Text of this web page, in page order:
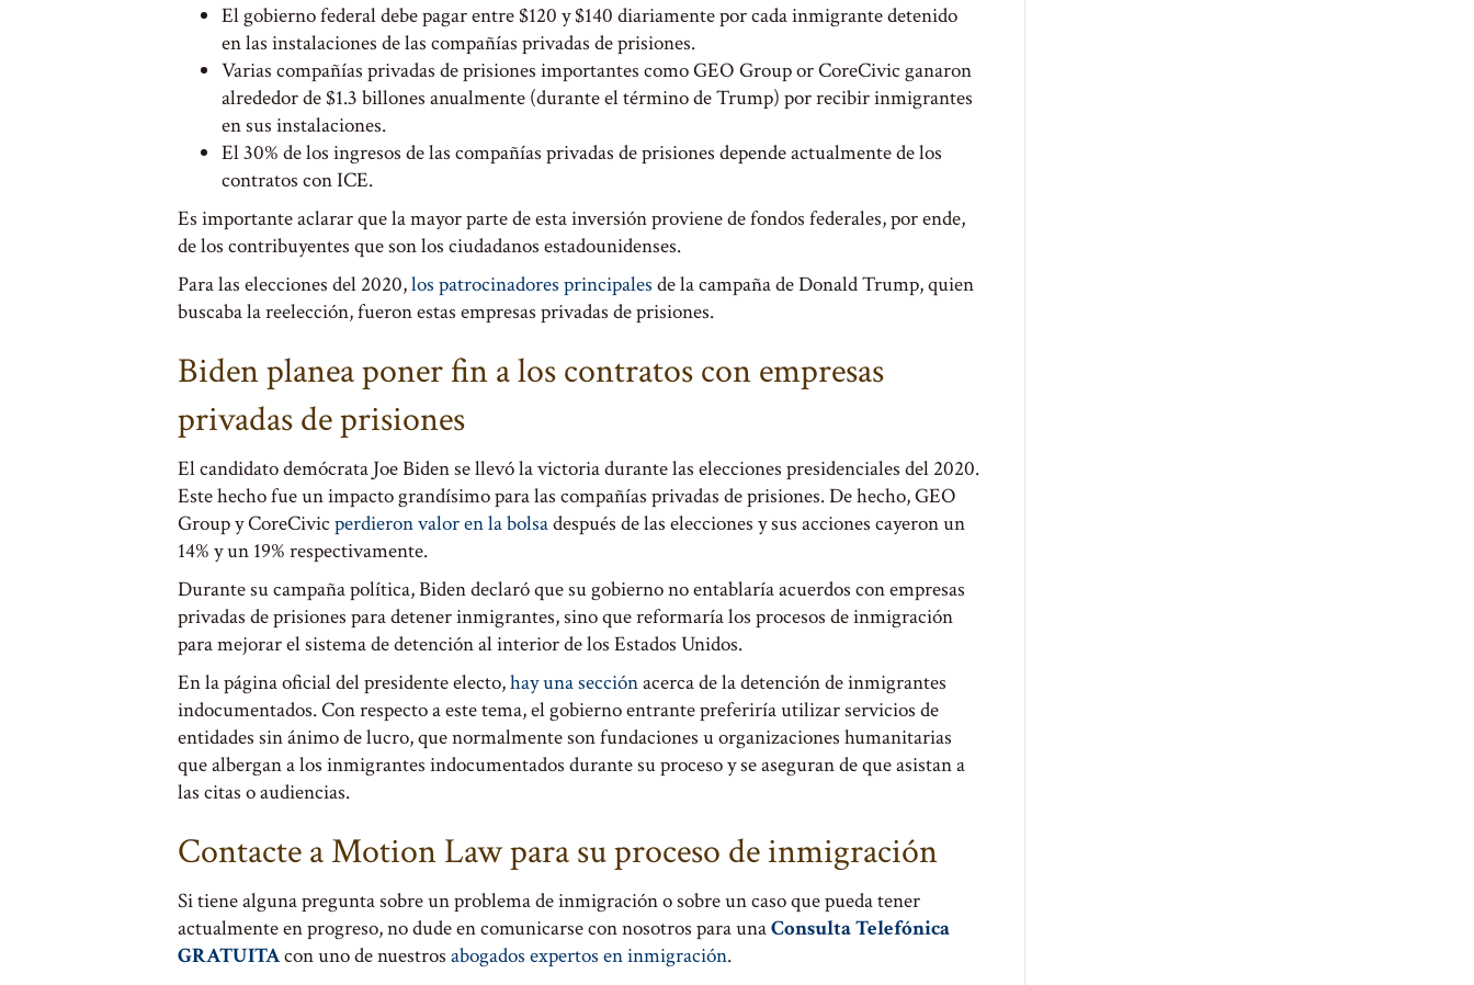
El gobierno federal debe pagar entre $120 y $140 diariamente por cada inmigrante detenido
en las instalaciones de las compañías privadas de prisiones.
Varias compañías privadas de prisiones importantes como GEO Group or CoreCivic ganaron
alrededor de $1.3 billones anualmente (durante el término de Trump) por recibir inmigrantes
en sus instalaciones.
El 30% de los ingresos de las compañías privadas de prisiones depende actualmente de los
contratos con ICE.
Es importante aclarar que la mayor parte de esta inversión proviene de fondos federales, por ende,
de los contribuyentes que son los ciudadanos estadounidenses.
Para las elecciones del 2020,los patrocinadores principales de la campaña de Donald Trump, quien
buscaba la reelección, fueron estas empresas privadas de prisiones.
Biden planea poner fin a los contratos con empresas
privadas de prisiones
El candidato demócrata Joe Biden se llevó la victoria durante las elecciones presidenciales del 2020.
Este hecho fue un impacto grandísimo para las compañías privadas de prisiones. De hecho, GEO
Group y CoreCivic perdieron valor en la bolsadespués de las elecciones y sus acciones cayeron un
14% y un 19% respectivamente.
Durante su campaña política, Biden declaró que su gobierno no entablaría acuerdos con empresas
privadas de prisiones para detener inmigrantes, sino que reformaría los procesos de inmigración
para mejorar el sistema de detención al interior de los Estados Unidos.
En la página oficial del presidente electo,hay una secciónacerca de la detención de inmigrantes
indocumentados. Con respecto a este tema, el gobierno entrante preferiría utilizar servicios de
entidades sin ánimo de lucro, que normalmente son fundaciones u organizaciones humanitarias
que albergan a los inmigrantes indocumentados durante su proceso y se aseguran de que asistan a
las citas o audiencias.
Contacte a Motion Law para su proceso de inmigración
Si tiene alguna pregunta sobre un problema de inmigración o sobre un caso que pueda tener
actualmente en progreso, no dude en comunicarse con nosotros para unaConsulta Telefónica
GRATUITAcon uno de nuestros abogados expertos en inmigración.